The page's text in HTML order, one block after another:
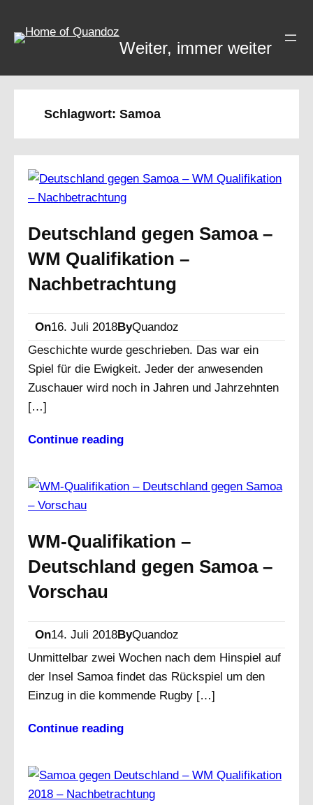
Inhalt
springen
Weiter, immer weiter
Schlagwort: Samoa
Deutschland gegen Samoa –
WM Qualifikation –
Nachbetrachtung
On16. Juli 2018ByQuandoz
Geschichte wurde geschrieben. Das war ein
Spiel für die Ewigkeit. Jeder der anwesenden
Zuschauer wird noch in Jahren und Jahrzehnten
[…]
Continue reading
WM-Qualifikation –
Deutschland gegen Samoa –
Vorschau
On14. Juli 2018ByQuandoz
Unmittelbar zwei Wochen nach dem Hinspiel auf
der Insel Samoa findet das Rückspiel um den
Einzug in die kommende Rugby […]
Continue reading